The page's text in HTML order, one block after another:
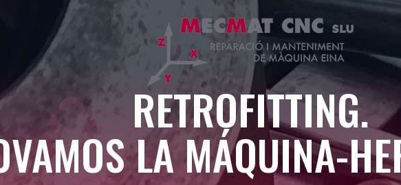
RETROFITTING.
LA MÁQUINA-